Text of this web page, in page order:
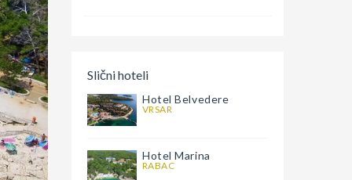
Slični hoteli
Hotel Belvedere
VRSAR
Hotel Marina
RABAC